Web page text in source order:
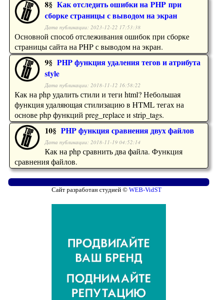
8§ Как отследить ошибки на PHP при
сборке страницы с выводом на экран
Дата публикации: 2023-12-22 17:53:38
Основной способ отслеживания ошибок при сборке
страницы сайта на PHP с выводом на экран.
9§ PHP функция удаления тегов и атрибута
style
Дата публикации: 2018-11-12 16:58:22
Как на php удалить стили и теги html? Небольшая
функция удаляющая стилизацию в HTML тегах на
основе php функций preg_replace и strip_tags.
10§ PHP функция сравнения двух файлов
Дата публикации: 2018-11-19 04:52:14
Как на php сравнить два файла. Функция
сравнения файлов.
Сайт разработан студией © WEB-VidST